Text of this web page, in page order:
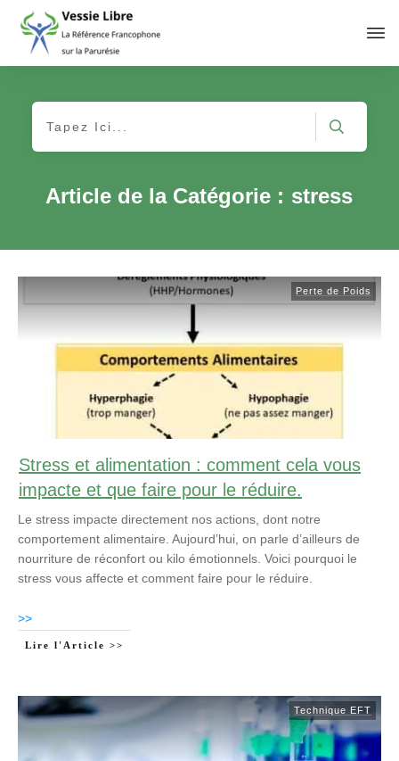
Article de la Catégorie : stress
Perte de Poids
Stress et alimentation : comment cela vous
impacte et que faire pour le réduire.
Le stress impacte directement nos actions, dont notre
comportement alimentaire. Aujourd’hui, on parle d’ailleurs de
nourriture de réconfort ou kilo émotionnels. Voici pourquoi le
stress vous affecte et comment faire pour le réduire.
>>
Lire l'Article >>
Technique EFT